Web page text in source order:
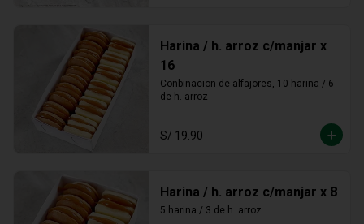
Harina / h. arroz c/manjar x
16
Conbinacion de alfajores, 10 harina / 6
de h. arroz
S/ 19.90
Harina / h. arroz c/manjar x 8
5 harina / 3 de h. arroz